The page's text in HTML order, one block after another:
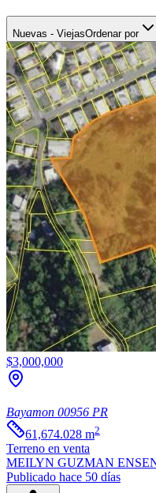
Nuevas - ViejasOrdenar por
$3,000,000
Bayamon 00956 PR
61,674.028 m2
Terreno en venta
MEILYN GUZMAN
Publicado hace 50 días